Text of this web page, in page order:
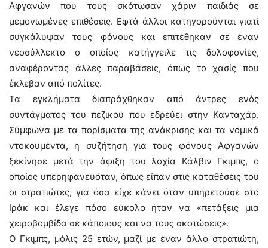
Αφγανών που τους σκότωσαν χάριν παιδιάς σε
μεμονωμένες επιθέσεις. Εφτά άλλοι κατηγορούνται γιατί
συγκάλυψαν τους φόνους και επιτέθηκαν σε έναν
νεοσύλλεκτο ο οποίος κατήγγειλε τις δολοφονίες,
αναφέροντας άλλες παραβάσεις, όπως το χασίς που
έκλεβαν από πολίτες.
Τα εγκλήματα διαπράχθηκαν από άντρες ενός
συντάγματος του πεζικού που εδρεύει στην Κανταχάρ.
Σύμφωνα με τα πορίσματα της ανάκρισης και τα νομικά
ντοκουμέντα, η συζήτηση για τους φόνους Αφγανών
ξεκίνησε μετά την άφιξη του λοχία Κάλβιν Γκιμπς, ο
οποίος υπερηφανευόταν, όπως είπαν στις καταθέσεις του
οι στρατιώτες, για όσα είχε κάνει όταν υπηρετούσε στο
Ιράκ και έλεγε πόσο εύκολο ήταν να «πετάξεις μια
χειροβομβίδα σε κάποιους και να τους σκοτώσεις».
Ο Γκιμπς, μόλις 25 ετών, μαζί με έναν άλλο στρατιώτη,